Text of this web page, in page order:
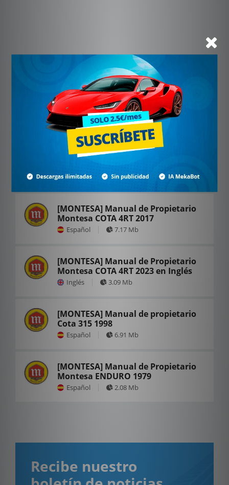
[MONTESA] Manual de Propietario
Montesa COTA 4RT 2017
Español 7.17 Mb
[MONTESA] Manual de Propietario
Montesa COTA 4RT 2023 en Inglés
Inglés 3.09 Mb
[MONTESA] Manual de propietario
Cota 315 1998
Español 6.91 Mb
[MONTESA] Manual de Propietario
Montesa ENDURO 1979
Español 2.08 Mb
Recibe nuestro